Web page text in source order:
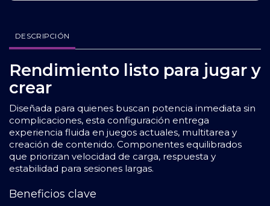
DESCRIPCIÓN
Rendimiento listo para jugar y
crear
Diseñada para quienes buscan potencia inmediata sin
complicaciones, esta configuración entrega
experiencia fluida en juegos actuales, multitarea y
creación de contenido. Componentes equilibrados
que priorizan velocidad de carga, respuesta y
estabilidad para sesiones largas.
Beneficios clave